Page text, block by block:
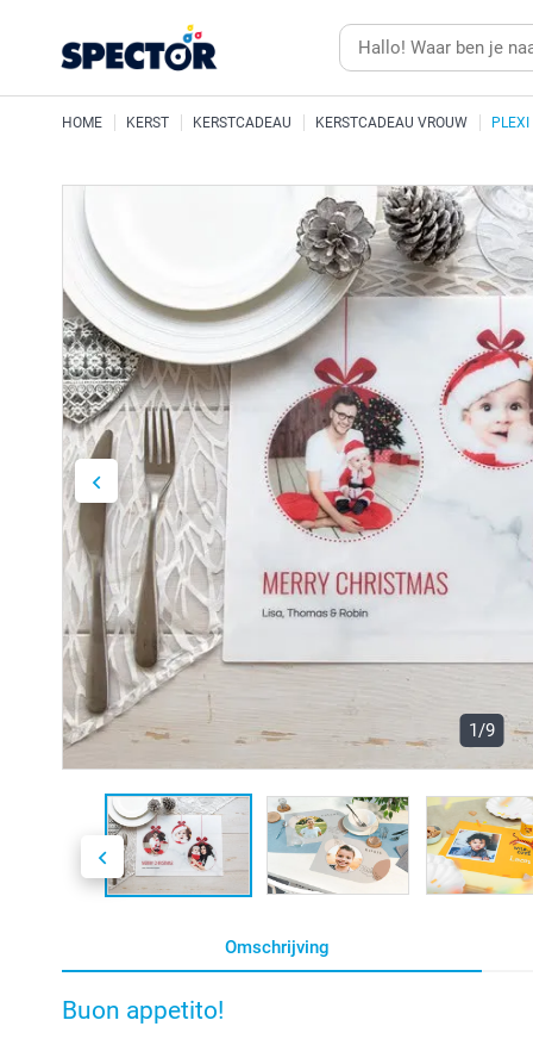
HOME KERST KERSTCADEAU KERSTCADEAU VROUW
1/9
Omschrijving
Buon appetito!